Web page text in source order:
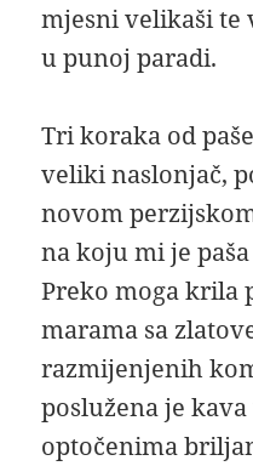
mjesni velikaši te
u punoj paradi.
Tri koraka od
veliki naslonjač,
novom
na koju mi je
Preko moga krila
marama sa
razmijenjenih
poslužena je
optočenima